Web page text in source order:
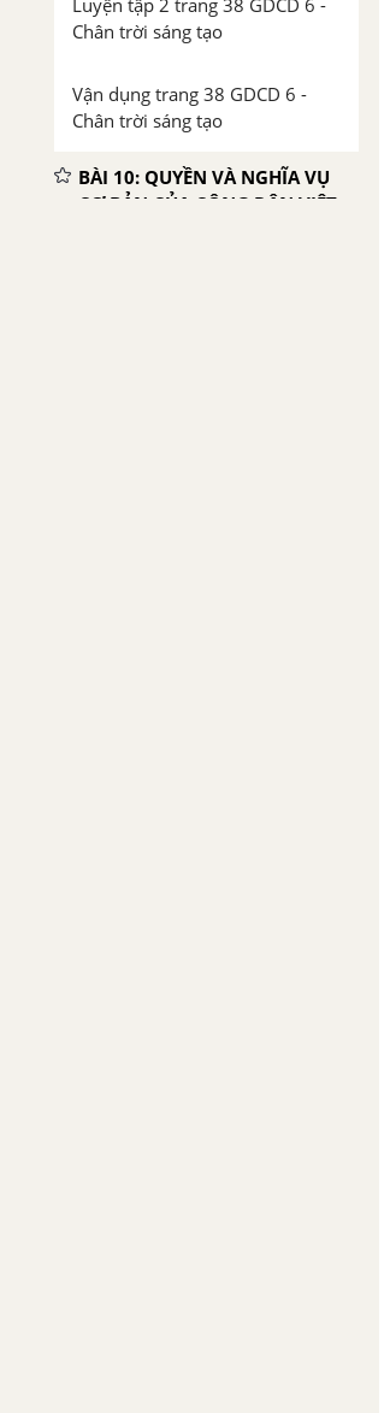
Luyện tập 2 trang 38 GDCD 6 -
Chân trời sáng tạo
Vận dụng trang 38 GDCD 6 -
Chân trời sáng tạo
BÀI 10: QUYỀN VÀ NGHĨA VỤ
CƠ BẢN CỦA CÔNG DÂN VIỆT